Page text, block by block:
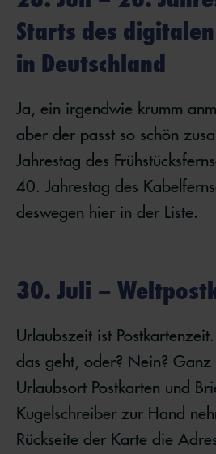
Starts des
in Deutschland
Ja, ein irgendwie krumm
aber der passt so schön
Jahrestag des
40. Jahrestag des
deswegen hier in der Liste.
30. Juli –
Urlaubszeit ist
das geht, oder? Nein? Ganz
Urlaubsort Postkarten und
Kugelschreiber zur Hand
Rückseite der Karte die